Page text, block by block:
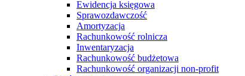
Ewidencja księgowa
Sprawozdawczość
Amortyzacja
Rachunkowość rolnicza
Inwentaryzacja
Rachunkowość budżetowa
Rachunkowość organizacji non-profit